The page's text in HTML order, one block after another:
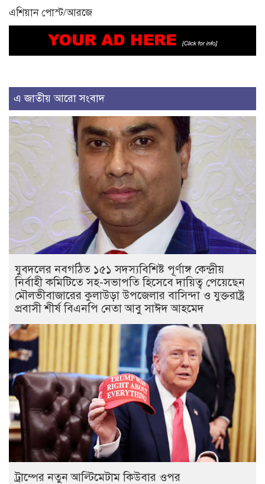
এশিয়ান পোস্ট/আরজে
এ জাতীয় আরো সংবাদ
যুবদলের নবগঠিত ১৫১ সদস্যবিশিষ্ট পূর্ণাঙ্গ কেন্দ্রীয়
নির্বাহী কমিটিতে সহ-সভাপতি হিসেবে দায়িত্ব পেয়েছেন
মৌলভীবাজারের কুলাউড়া উপজেলার বাসিন্দা ও যুক্তরাষ্ট্র
প্রবাসী শীর্ষ বিএনপি নেতা আবু সাঈদ আহমেদ
ট্রাম্পের নতুন আল্টিমেটাম কিউবার ওপর